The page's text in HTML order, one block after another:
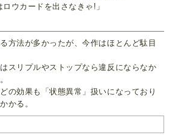
ロウカードを出さなきゃ!」
方法が多かったが、今作はほとんど駄目
スリプルやストップなら違反にならなか
の効果も「状態異常」扱いになっており
かる。